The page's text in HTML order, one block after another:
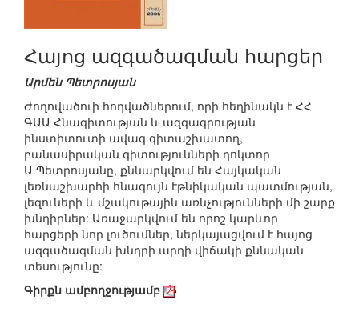
Հայոց ազգածագման հարցեր
Արմեն Պետրոսյան
Ժողովածուի հոդվածներում, որի հեղինակն է ՀՀ
ԳԱԱ Հնագիտության և ազգագրության
ինստիտուտի ավագ գիտաշխատող,
բանասիրական գիտությունների դոկտոր
Ա.Պետրոսյանը, քննարկվում են Հայկական
լեռնաշխարհի հնագույն էթնիկական պատմության,
լեզուների և մշակութային առնչությունների մի շարք
խնդիրներ: Առաջարկվում են որոշ կարևոր
հարցերի նոր լուծումներ, ներկայացվում է հայոց
ազգածագման խնդրի արդի վիճակի քննական
տեսությունը:
Գիրքն ամբողջությամբ